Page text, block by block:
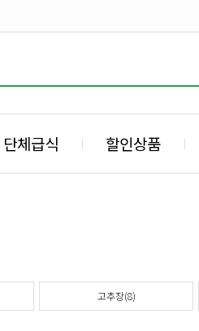
단체급식 할인상품
고추장(8)